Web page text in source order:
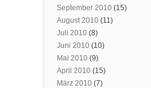
September 2010 (15)
August 2010 (11)
Juli 2010 (8)
Juni 2010 (10)
Mai 2010 (9)
April 2010 (15)
März 2010 (7)